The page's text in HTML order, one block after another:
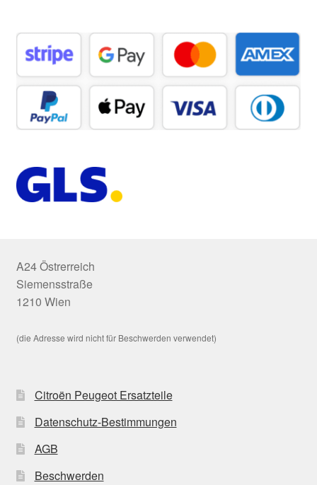
A24 Östrerreich
Siemensstraße
1210 Wien
(die Adresse wird nicht für Beschwerden verwendet)
Citroën Peugeot Ersatzteile
Datenschutz-Bestimmungen
AGB
Beschwerden